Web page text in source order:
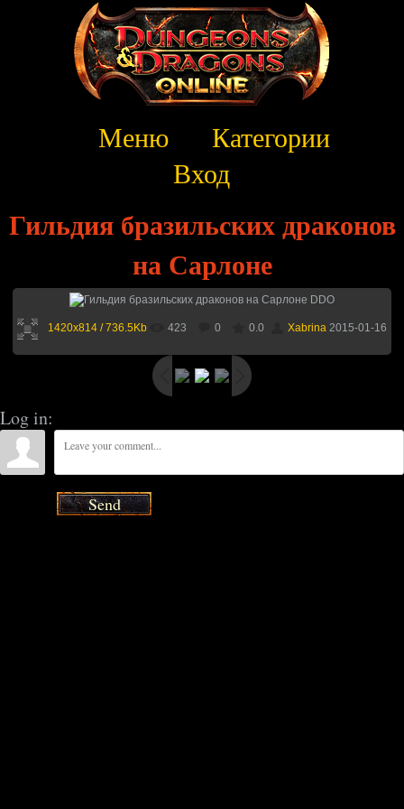
Меню
Категории
Вход
Гильдия бразильских драконов
на Сарлоне
1420x814 / 736.5Kb 423 0 0.0 Xabrina 2015-01-16
Log in:
Send